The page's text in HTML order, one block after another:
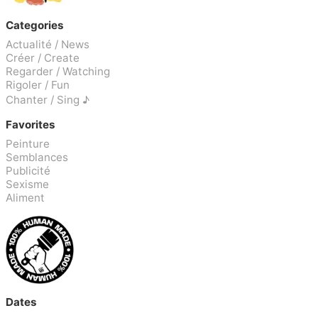
Categories
Actualité / News
Créer / Create
Regarder / Watching
Rigoler / Fun
Chanter / Sing ♪
Favorites
Peinture
Semblances
Publicité
Sexisme
Aliment
Dates